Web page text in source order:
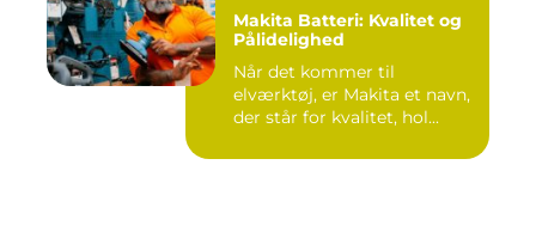
Makita Batteri: Kvalitet og
Pålidelighed
Når det kommer til
elværktøj, er Makita et navn,
der står for kvalitet, hol...